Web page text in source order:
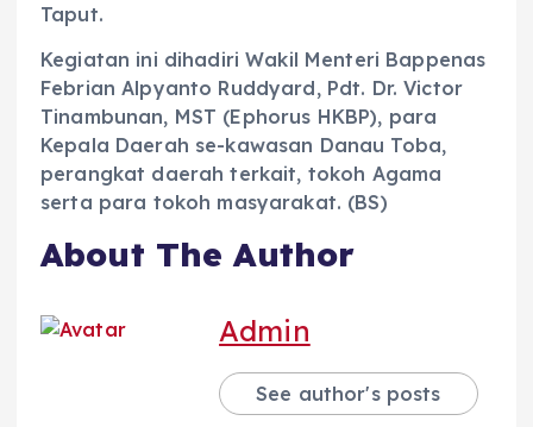
Taput.
Kegiatan ini dihadiri ‎Wakil Menteri Bappenas
Febrian Alpyanto Ruddyard, Pdt. Dr. Victor
Tinambunan, MST (Ephorus HKBP), para
Kepala Daerah se-kawasan Danau Toba,
perangkat daerah terkait, tokoh Agama
serta para tokoh masyarakat. (BS)
About The Author
Admin
See author's posts